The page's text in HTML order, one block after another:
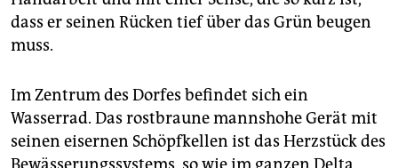
dass er seinen Rücken tief über das Grün beugen
muss.
Im Zentrum des Dorfes befindet sich ein
Wasserrad. Das rostbraune mannshohe Gerät mit
seinen eisernen Schöpfkellen ist das Herzstück des